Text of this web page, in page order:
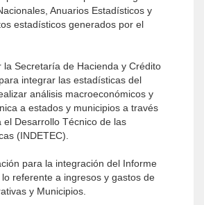
Anuarios Estadísticos y
estadísticos generados por el
la Secretaría de Hacienda y Crédito
integrar las estadísticas del
análisis macroeconómicos y
a estados y municipios a través
el Desarrollo Técnico de las
(INDETEC).
para la integración del Informe
referente a ingresos y gastos de
y Municipios.